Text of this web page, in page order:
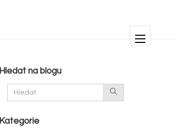
Hledat na blogu
Kategorie